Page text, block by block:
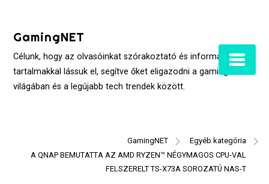
contentGamingNET
Célunk, hogy az olvasóinkat szórakoztató és informatív
tartalmakkal lássuk el, segítve őket eligazodni a gaming
világában és a legújabb tech trendek között.
GamingNET
Egyéb kategória
A QNAP BEMUTATTA AZ AMD RYZEN™ NÉGYMAGOS CPU-VAL
FELSZERELT TS-X73A SOROZATÚ NAS-T